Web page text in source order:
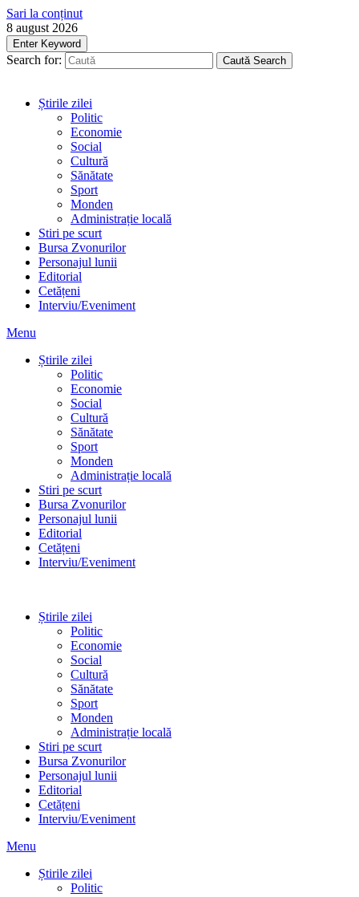
Sari la conținut
8 august 2026
Enter Keyword
Search for: Caută Search
Știrile zilei
Politic
Economie
Social
Cultură
Sănătate
Sport
Monden
Administrație locală
Stiri pe scurt
Bursa Zvonurilor
Personajul lunii
Editorial
Cetățeni
Interviu/Eveniment
Menu
Știrile zilei
Politic
Economie
Social
Cultură
Sănătate
Sport
Monden
Administrație locală
Stiri pe scurt
Bursa Zvonurilor
Personajul lunii
Editorial
Cetățeni
Interviu/Eveniment
Știrile zilei
Politic
Economie
Social
Cultură
Sănătate
Sport
Monden
Administrație locală
Stiri pe scurt
Bursa Zvonurilor
Personajul lunii
Editorial
Cetățeni
Interviu/Eveniment
Menu
Știrile zilei
Politic